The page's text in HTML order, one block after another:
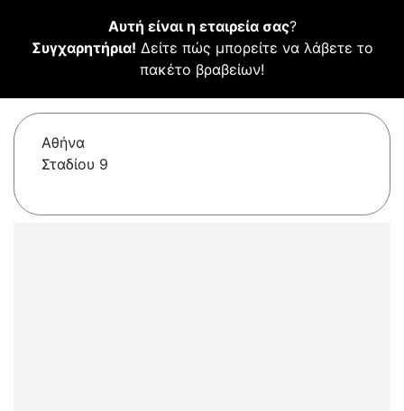
Αυτή είναι η εταιρεία σας?
Συγχαρητήρια! Δείτε πώς μπορείτε να λάβετε το
πακέτο βραβείων!
Αθήνα
Σταδίου 9